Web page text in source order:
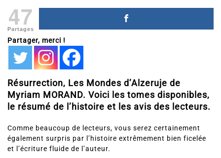
47
Partages
Partager, merci !
Résurrection, Les Mondes d’Alzeruje de
Myriam MORAND. Voici les tomes disponibles,
le résumé de l’histoire et les avis des lecteurs.
Comme beaucoup de lecteurs, vous serez certainement
également surpris par l’histoire extrêmement bien ficelée
et l’écriture fluide de l’auteur.